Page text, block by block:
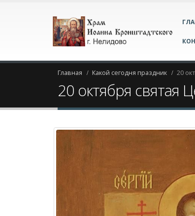
Главная Какой сегодня праздник 20
20 октября святая